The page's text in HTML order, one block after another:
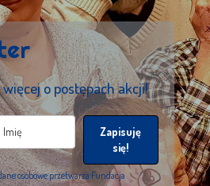
o postępach akcji!
Zapisuję
się!
osobowe przetwarza Fundacja